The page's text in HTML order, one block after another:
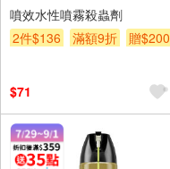
噴效水性噴霧殺蟲劑
2件$136
滿額9折 贈$200
$71